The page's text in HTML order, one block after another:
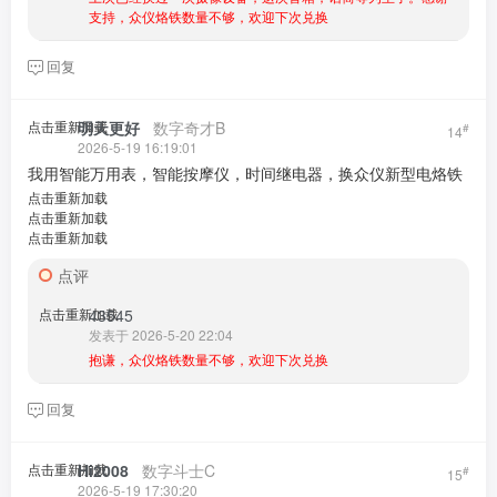
支持，众仪烙铁数量不够，欢迎下次兑换
回复
点击重新加载 14#
明天更好 数字奇才B
2026-5-19 16:19:01
我用智能万用表，智能按摩仪，时间继电器，换众仪新型电烙铁
点击重新加载
点击重新加载
点击重新加载
点评
点击重新加载
43545
发表于 2026-5-20 22:04
抱谦，众仪烙铁数量不够，欢迎下次兑换
回复
点击重新加载 15#
Hi2008 数字斗士C
2026-5-19 17:30:20